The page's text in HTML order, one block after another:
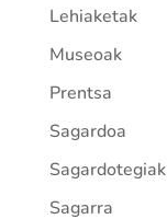
Lehiaketak
Museoak
Prentsa
Sagardoa
Sagardotegiak
Sagarra